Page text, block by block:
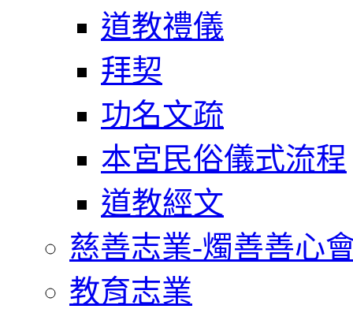
道教禮儀
拜契
功名文疏
本宮民俗儀式流程
道教經文
慈善志業-燭善善心
教育志業